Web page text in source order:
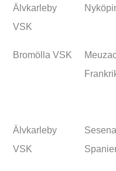
Älvkarleby
VSK
Bromölla VSK
Älvkarleby
VSK